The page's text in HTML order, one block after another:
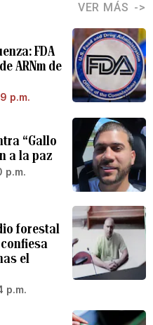
VER MÁS
FDA
ARNm de
p.m.
“Gallo
a la paz
p.m.
forestal
el
p.m.